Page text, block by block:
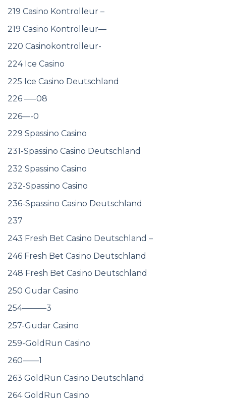
219 Casino Kontrolleur –
219 Casino Kontrolleur—
220 Casinokontrolleur-
224 Ice Casino
225 Ice Casino Deutschland
226 —–08
226—-0
229 Spassino Casino
231-Spassino Casino Deutschland
232 Spassino Casino
232-Spassino Casino
236-Spassino Casino Deutschland
237
243 Fresh Bet Casino Deutschland –
246 Fresh Bet Casino Deutschland
248 Fresh Bet Casino Deutschland
250 Gudar Casino
254———3
257-Gudar Casino
259-GoldRun Casino
260——1
263 GoldRun Casino Deutschland
264 GoldRun Casino